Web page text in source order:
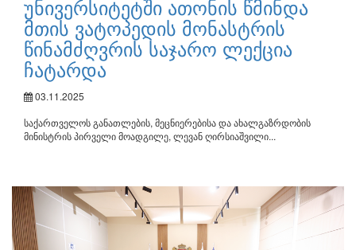
უნივერსიტეტში ათონის წმინდა
მთის ვატოპედის მონასტრის
წინამძღვრის საჯარო ლექცია
ჩატარდა
03.11.2025
საქართველოს განათლების, მეცნიერებისა და ახალგაზრდობის
მინისტრის პირველი მოადგილე, ლევან ღირსიაშვილი...